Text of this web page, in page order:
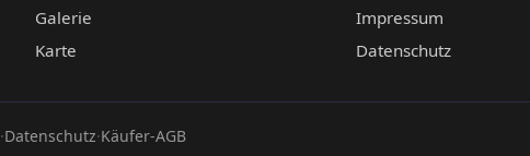
Galerie
Karte
Impressum
Datenschutz
·Datenschutz·Käufer-AGB